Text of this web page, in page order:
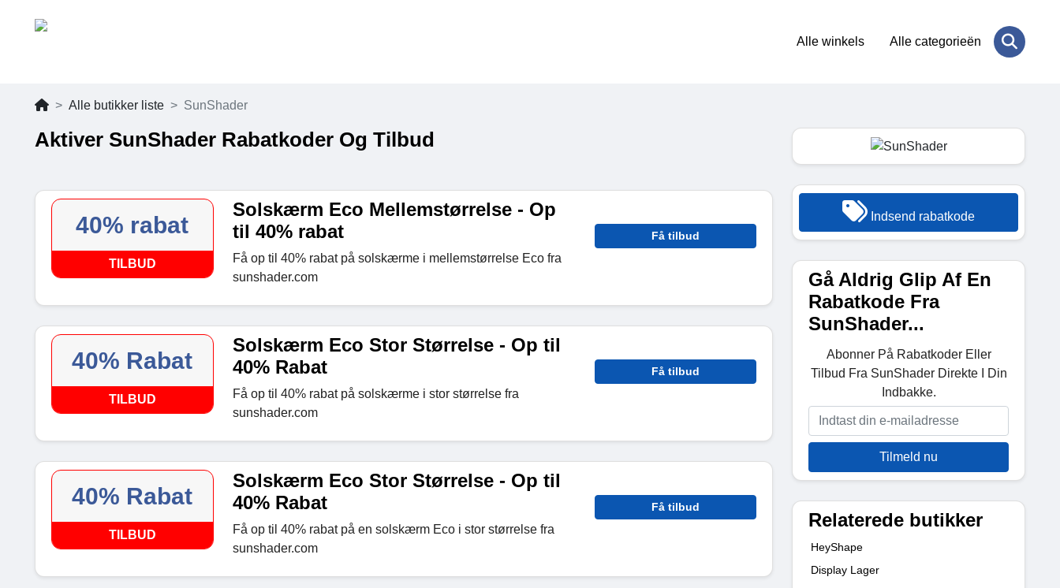
Alle winkels Alle categorieën
Alle butikker liste SunShader
Aktiver SunShader Rabatkoder Og Tilbud
40% rabat
TILBUD
Solskærm Eco Mellemstørrelse - Op
til 40% rabat
Få op til 40% rabat på solskærme i mellemstørrelse Eco fra
sunshader.com
Få tilbud
40% Rabat
TILBUD
Solskærm Eco Stor Størrelse - Op til
40% Rabat
Få op til 40% rabat på solskærme i stor størrelse fra
sunshader.com
Få tilbud
40% Rabat
TILBUD
Solskærm Eco Stor Størrelse - Op til
40% Rabat
Få op til 40% rabat på en solskærm Eco i stor størrelse fra
sunshader.com
Få tilbud
Indsend rabatkode
Gå Aldrig Glip Af En
Rabatkode Fra
SunShader...
Abonner På Rabatkoder Eller
Tilbud Fra SunShader Direkte I Din
Indbakke.
Tilmeld nu
Relaterede butikker
HeyShape
Display Lager